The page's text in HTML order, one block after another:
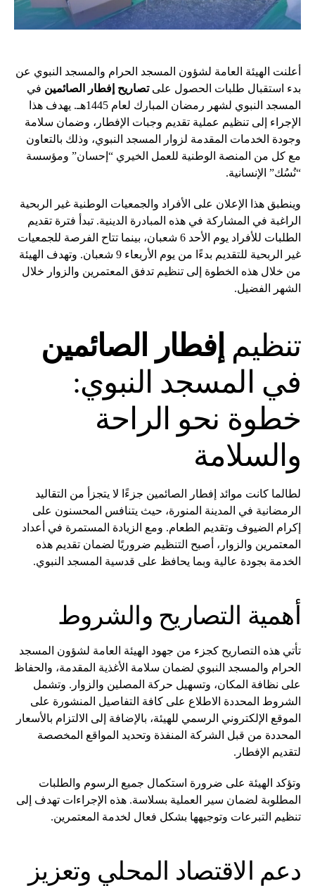
أعلنت الهيئة العامة لشؤون المسجد الحرام والمسجد النبوي عن
بدء استقبال طلبات الحصول علىتصاريح إفطار الصائمين في
المسجد النبوي لشهر رمضان المبارك لعام 1445هـ. يهدف هذا
الإجراء إلى تنظيم عملية تقديم وجبات الإفطار، وضمان سلامة
وجودة الخدمات المقدمة لزوار المسجد النبوي، وذلك بالتعاون
مع كل من المنصة الوطنية للعمل الخيري “إحسان” ومؤسسة
“نُسُك” الإنسانية.
وينطبق هذا الإعلان على الأفراد والجمعيات الوطنية غير الربحية
الراغبة في المشاركة في هذه المبادرة الدينية. تبدأ فترة تقديم
الطلبات للأفراد يوم الأحد 6 شعبان، بينما تتاح الفرصة للجمعيات
غير الربحية للتقديم بدءًا من يوم الأربعاء 9 شعبان. وتهدف الهيئة
من خلال هذه الخطوة إلى تنظيم تدفق المعتمرين والزوار خلال
الشهر الفضيل.
تنظيم إفطار الصائمين
في المسجد النبوي:
خطوة نحو الراحة
والسلامة
لطالما كانت موائد إفطار الصائمين جزءًا لا يتجزأ من التقاليد
الرمضانية في المدينة المنورة، حيث يتنافس المحسنون على
إكرام الضيوف وتقديم الطعام. ومع الزيادة المستمرة في أعداد
المعتمرين والزوار، أصبح التنظيم ضروريًا لضمان تقديم هذه
الخدمة بجودة عالية وبما يحافظ على قدسية المسجد النبوي.
أهمية التصاريح والشروط
تأتي هذه التصاريح كجزء من جهود الهيئة العامة لشؤون المسجد
الحرام والمسجد النبوي لضمان سلامة الأغذية المقدمة، والحفاظ
على نظافة المكان، وتسهيل حركة المصلين والزوار. وتشمل
الشروط المحددة الاطلاع على كافة التفاصيل المنشورة على
الموقع الإلكتروني الرسمي للهيئة، بالإضافة إلى الالتزام بالأسعار
المحددة من قبل الشركة المنفذة وتحديد المواقع المخصصة
لتقديم الإفطار.
وتؤكد الهيئة على ضرورة استكمال جميع الرسوم والطلبات
المطلوبة لضمان سير العملية بسلاسة. هذه الإجراءات تهدف إلى
تنظيم التبرعات وتوجيهها بشكل فعال لخدمة المعتمرين.
دعم الاقتصاد المحلي وتعزيز